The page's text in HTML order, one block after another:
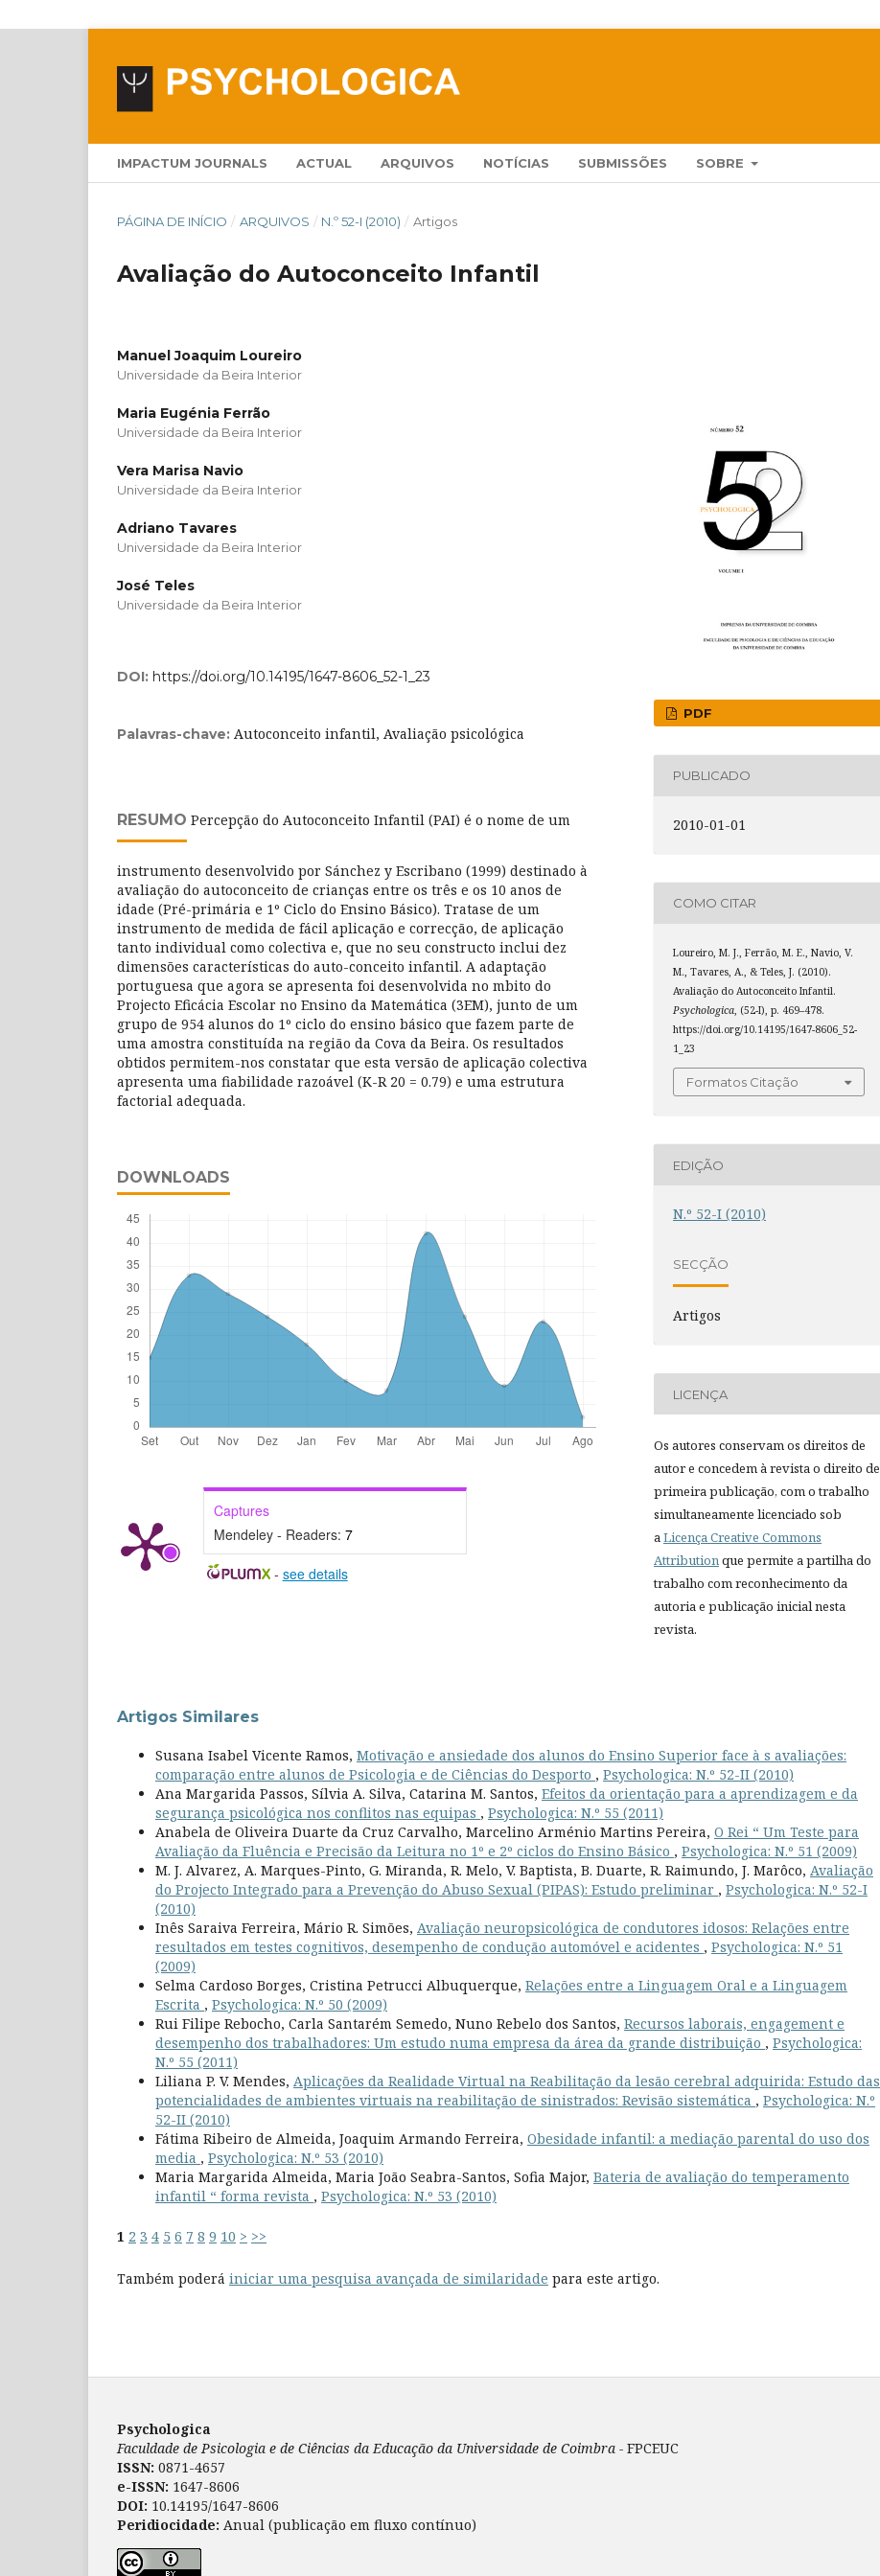
IMPACTUM JOURNALS ACTUAL ARQUIVOS NOTÍCIAS SUBMISSÕES SOBRE
PÁGINA DE INÍCIO / ARQUIVOS / N.º 52-I (2010) / Artigos
Avaliação do Autoconceito Infantil
Manuel Joaquim Loureiro
Universidade da Beira Interior
Maria Eugénia Ferrão
Universidade da Beira Interior
Vera Marisa Navio
Universidade da Beira Interior
Adriano Tavares
Universidade da Beira Interior
José Teles
Universidade da Beira Interior
DOI: https://doi.org/10.14195/1647-8606_52-1_23
Palavras-chave: Autoconceito infantil, Avaliação psicológica
RESUMO Percepção do Autoconceito Infantil (PAI) é o nome de um
instrumento desenvolvido por Sánchez y Escribano (1999) destinado à
avaliação do autoconceito de crianças entre os três e os 10 anos de
idade (Pré-primária e 1º Ciclo do Ensino Básico). Tratase de um
instrumento de medida de fácil aplicação e correcção, de aplicação
tanto individual como colectiva e, que no seu constructo inclui dez
dimensões características do auto-conceito infantil. A adaptação
portuguesa que agora se apresenta foi desenvolvida no mbito do
Projecto Eficácia Escolar no Ensino da Matemática (3EM), junto de um
grupo de 954 alunos do 1º ciclo do ensino básico que fazem parte de
uma amostra constituída na região da Cova da Beira. Os resultados
obtidos permitem-nos constatar que esta versão de aplicação colectiva
apresenta uma fiabilidade razoável (K-R 20 = 0.79) e uma estrutura
factorial adequada.
DOWNLOADS
Captures
Mendeley - Readers: 7
- see details
PDF
PUBLICADO
2010-01-01
COMO CITAR
Loureiro, M. J., Ferrão, M. E., Navio, V.
M., Tavares, A., & Teles, J. (2010).
Avaliação do Autoconceito Infantil.
Psychologica , (52-I), p. 469–478.
https://doi.org/10.14195/1647-8606_52-
1_23
Formatos Citação
EDIÇÃO
N.º 52-I (2010)
SECÇÃO
Artigos
LICENÇA
Os autores conservam os direitos de
autor e concedem à revista o direito de
primeira publicação, com o trabalho
simultaneamente licenciado sob
aLicença Creative Commons
Attributionque permite a partilha do
trabalho com reconhecimento da
autoria e publicação inicial nesta
revista.
Artigos Similares
Susana Isabel Vicente Ramos, Motivação e ansiedade dos alunos do Ensino Superior face à s avaliações:
comparação entre alunos de Psicologia e de Ciências do Desporto , Psychologica: N.º 52-II (2010)
Ana Margarida Passos, Sílvia A. Silva, Catarina M. Santos, Efeitos da orientação para a aprendizagem e da
segurança psicológica nos conflitos nas equipas , Psychologica: N.º 55 (2011)
Anabela de Oliveira Duarte da Cruz Carvalho, Marcelino Arménio Martins Pereira, O Rei “ Um Teste para
Avaliação da Fluência e Precisão da Leitura no 1º e 2º ciclos do Ensino Básico , Psychologica: N.º 51 (2009)
M. J. Alvarez, A. Marques-Pinto, G. Miranda, R. Melo, V. Baptista, B. Duarte, R. Raimundo, J. Marôco, Avaliação
do Projecto Integrado para a Prevenção do Abuso Sexual (PIPAS): Estudo preliminar , Psychologica: N.º 52-I
(2010)
Inês Saraiva Ferreira, Mário R. Simões, Avaliação neuropsicológica de condutores idosos: Relações entre
resultados em testes cognitivos, desempenho de condução automóvel e acidentes , Psychologica: N.º 51
(2009)
Selma Cardoso Borges, Cristina Petrucci Albuquerque, Relações entre a Linguagem Oral e a Linguagem
Escrita , Psychologica: N.º 50 (2009)
Rui Filipe Rebocho, Carla Santarém Semedo, Nuno Rebelo dos Santos, Recursos laborais, engagement e
desempenho dos trabalhadores: Um estudo numa empresa da área da grande distribuição , Psychologica:
N.º 55 (2011)
Liliana P. V. Mendes, Aplicações da Realidade Virtual na Reabilitação da lesão cerebral adquirida: Estudo das
potencialidades de ambientes virtuais na reabilitação de sinistrados: Revisão sistemática , Psychologica: N.º
52-II (2010)
Fátima Ribeiro de Almeida, Joaquim Armando Ferreira, Obesidade infantil: a mediação parental do uso dos
media , Psychologica: N.º 53 (2010)
Maria Margarida Almeida, Maria João Seabra-Santos, Sofia Major, Bateria de avaliação do temperamento
infantil “ forma revista , Psychologica: N.º 53 (2010)
1 2 3 4 5 6 7 8 9 10 > >>
Também poderá iniciar uma pesquisa avançada de similaridade para este artigo.
Psychologica
Faculdade de Psicologia e de Ciências da Educação da Universidade de Coimbra - FPCEUC
ISSN: 0871-4657
e-ISSN: 1647-8606
DOI: 10.14195/1647-8606
Peridiocidade: Anual (publicação em fluxo contínuo)